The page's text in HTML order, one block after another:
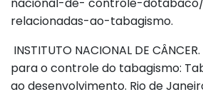
relacionadas-ao-tabagismo.
INSTITUTO NACIONAL DE
para o controle do tabagismo:
ao desenvolvimento. Rio de